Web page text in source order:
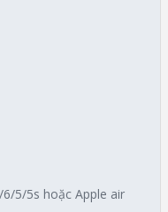
5/5s hoặc Apple air